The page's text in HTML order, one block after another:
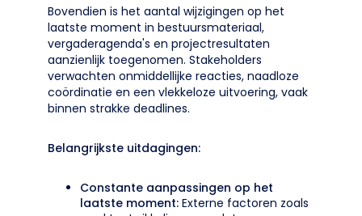
Bovendien is het aantal wijzigingen op het
laatste moment in bestuursmateriaal,
vergaderagenda's en projectresultaten
aanzienlijk toegenomen. Stakeholders
verwachten onmiddellijke reacties, naadloze
coördinatie en een vlekkeloze uitvoering, vaak
binnen strakke deadlines.
Belangrijkste uitdagingen:
Constante aanpassingen op het
laatste moment: Externe factoren zoals